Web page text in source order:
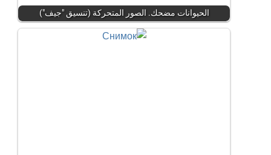
الحيوانات مضحك. الصور المتحركة (تنسيق "جيف")